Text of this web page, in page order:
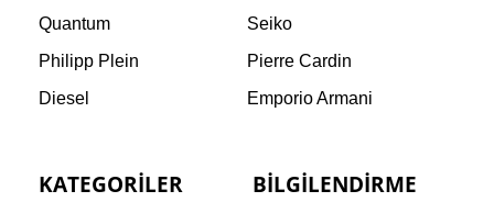
Quantum
Seiko
Philipp Plein
Pierre Cardin
Diesel
Emporio Armani
KATEGORILER BILGILENDIRME